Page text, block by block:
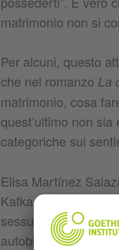
matrimonio non si
Per alcuni, questo
che nel romanzo La
matrimonio, cosa
quest’ultimo non
categoriche sui
Elisa Martínez
Kafka e della sua
sessuale: “Se ha
autobiografico